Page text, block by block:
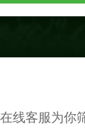
线客服为你